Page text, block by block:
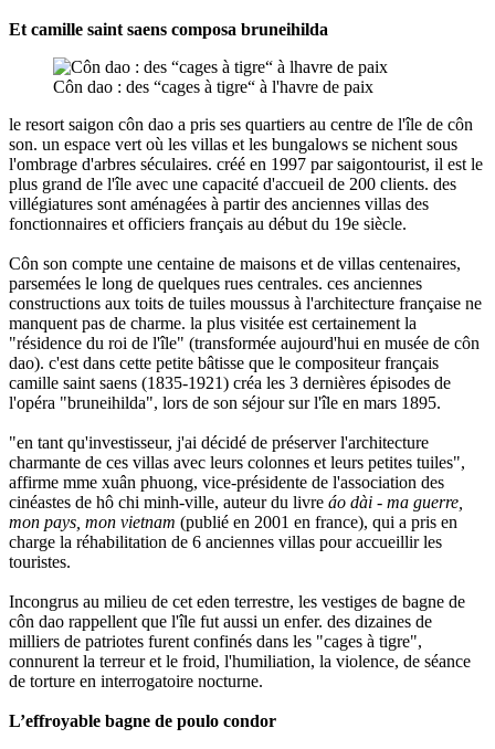
Et camille saint saens composa bruneihilda
Côn dao : des “cages à tigre“ à l'havre de paix
le resort saigon côn dao a pris ses quartiers au centre de l'île de côn
son. un espace vert où les villas et les bungalows se nichent sous
l'ombrage d'arbres séculaires. créé en 1997 par saigontourist, il est le
plus grand de l'île avec une capacité d'accueil de 200 clients. des
villégiatures sont aménagées à partir des anciennes villas des
fonctionnaires et officiers français au début du 19e siècle.
Côn son compte une centaine de maisons et de villas centenaires,
parsemées le long de quelques rues centrales. ces anciennes
constructions aux toits de tuiles moussus à l'architecture française ne
manquent pas de charme. la plus visitée est certainement la
"résidence du roi de l'île" (transformée aujourd'hui en musée de côn
dao). c'est dans cette petite bâtisse que le compositeur français
camille saint saens (1835-1921) créa les 3 dernières épisodes de
l'opéra "bruneihilda", lors de son séjour sur l'île en mars 1895.
"en tant qu'investisseur, j'ai décidé de préserver l'architecture
charmante de ces villas avec leurs colonnes et leurs petites tuiles",
affirme mme xuân phuong, vice-présidente de l'association des
cinéastes de hô chi minh-ville, auteur du livre áo dài - ma guerre,
mon pays, mon vietnam (publié en 2001 en france), qui a pris en
charge la réhabilitation de 6 anciennes villas pour accueillir les
touristes.
Incongrus au milieu de cet eden terrestre, les vestiges de bagne de
côn dao rappellent que l'île fut aussi un enfer. des dizaines de
milliers de patriotes furent confinés dans les "cages à tigre",
connurent la terreur et le froid, l'humiliation, la violence, de séance
de torture en interrogatoire nocturne.
L’effroyable bagne de poulo condor